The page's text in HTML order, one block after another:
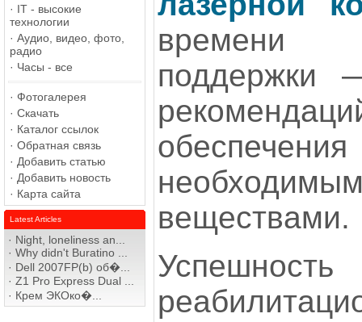
· IT - высокие
технологии
· Аудио, видео, фото,
радио
· Часы - все
· Фотогалерея
· Скачать
· Каталог ссылок
· Обратная связь
· Добавить статью
· Добавить новость
· Карта сайта
Latest Articles
· Night, loneliness an...
· Why didn't Buratino ...
· Dell 2007FP(b) об�...
· Z1 Pro Express Dual ...
· Крем ЭКОко�...
времени
поддержки
веществами.
Успешность